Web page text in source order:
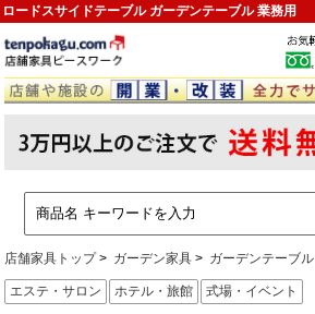
ロードスサイドテーブル ガーデンテーブル 業務用
店舗家具トップ ガーデン家具 ガーデンテーブル
エステ・サロン ホテル・旅館 式場・イベント